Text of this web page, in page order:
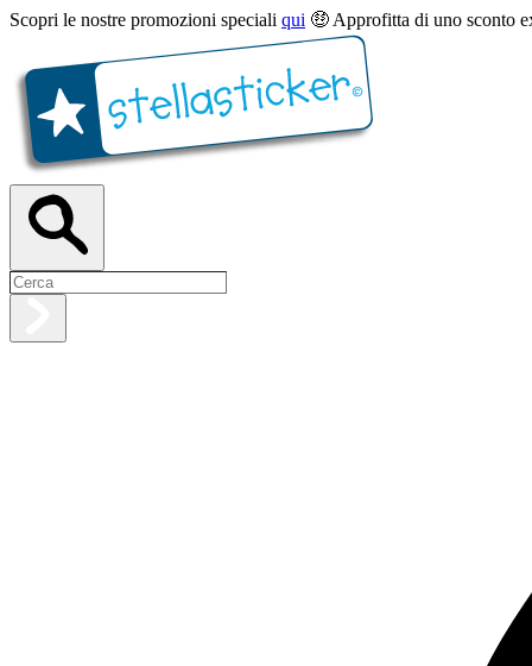
Scopri le nostre promozioni speciali qui 🤑 Approfitta di uno sconto